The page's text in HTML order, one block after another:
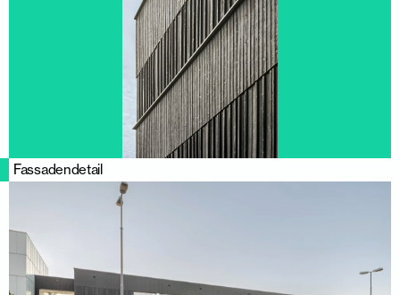
Fassadendetail